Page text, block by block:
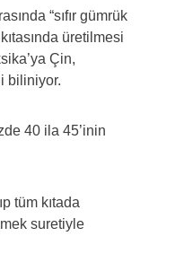
“sıfır gümrük
üretilmesi
Çin,
biliniyor.
40 ila 45’inin
tüm kıtada
suretiyle